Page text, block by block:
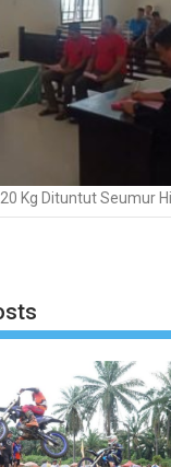
Kg Dituntut Seumur